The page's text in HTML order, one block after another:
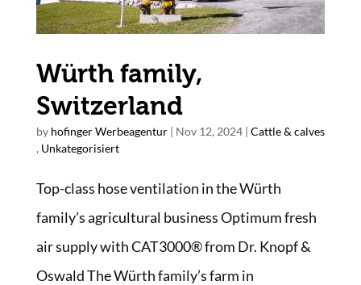
Würth family,
Switzerland
by hofinger Werbeagentur| Nov 12, 2024| Cattle & calves
, Unkategorisiert
Top-class hose ventilation in the Würth
family’s agricultural business Optimum fresh
air supply with CAT3000® from Dr. Knopf &
Oswald The Würth family’s farm in